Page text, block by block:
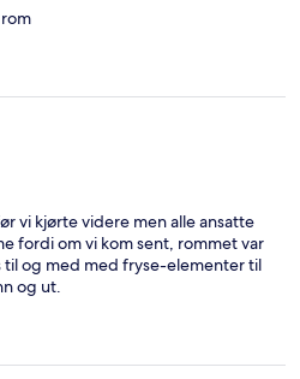
vi kjørte videre men alle ansatte
fordi om vi kom sent, rommet var
og med med fryse-elementer til
og ut.